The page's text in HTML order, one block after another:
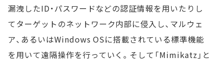
漏洩したID・パスワードなどの認証情報を用いたりし
てターゲットのネットワーク内部に侵入し、マルウェ
ア、あるいはWindows OSに搭載されている標準機能
を用いて遠隔操作を行っていく。そして「Mimikatz」と